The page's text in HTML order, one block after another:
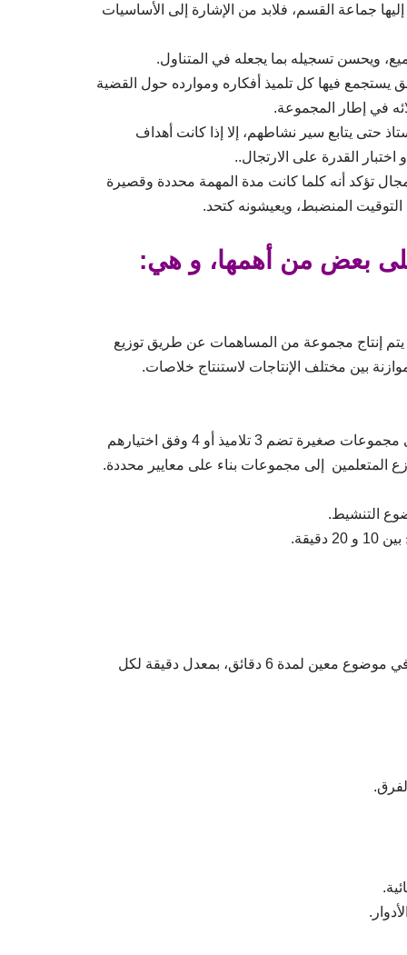
جماعة القسم، فلابد من الإشارة إلى الأساسيات
ويحسن تسجيله بما يجعله في المتناول.
يستجمع فيها كل تلميذ أفكاره وموارده حول القضية
في إطار المجموعة.
حتى يتابع سير نشاطهم، إلا إذا كانت أهداف
القدرة على الارتجال..
تؤكد أنه كلما كانت مدة المهمة محددة وقصيرة
التوقيت المنضبط، ويعيشونه كتحد.
بعض من أهمها، و هي:
إنتاج مجموعة من المساهمات عن طريق توزيع
بين مختلف الإنتاجات لاستنتاج خلاصات.
هي تقنية تقليدية كلاسيكية، تعتمد على تقسيم تلاميذ الفصل إلى مجموعات صغيرة تضم 3 تلاميذ أو 4 وفق اختيارهم
المتعلمين إلى مجموعات بناء على معايير محددة.
التنشيط.
– توزيع جماعة القسم إلى مجموعات تضم 6 أعضاء، يتداولون في موضوع معين لمدة 6 دقائق، بمعدل دقيقة لكل